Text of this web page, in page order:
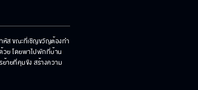
หัส ขณะที่เชิญขวัญต้องทำ
วย โดยพาไปพักที่บ้าน
ย้ายที่คุมขัง สร้างความ